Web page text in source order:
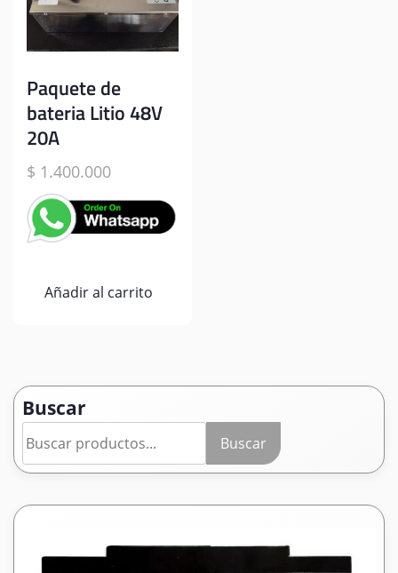
Paquete de
bateria Litio 48V
20A
$ 1.400.000
Añadir al carrito
Buscar
Buscar